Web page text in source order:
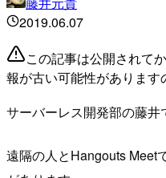
2019.06.07
この記事は公開されて
報が古い可能性があります
サーバーレス開発部の藤井
遠隔の人とHangouts Meet